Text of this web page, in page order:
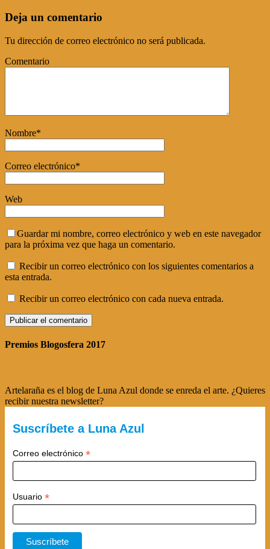
Deja un comentario
Tu dirección de correo electrónico no será publicada.
Comentario
Nombre*
Correo electrónico*
Web
Guardar mi nombre, correo electrónico y web en este navegador
para la próxima vez que haga un comentario.
Recibir un correo electrónico con los siguientes comentarios a
esta entrada.
Recibir un correo electrónico con cada nueva entrada.
Premios Blogosfera 2017
Artelaraña es el blog de Luna Azul donde se enreda el arte. ¿Quieres
recibir nuestra newsletter?
Suscríbete a Luna Azul
Correo electrónico *
Usuario *